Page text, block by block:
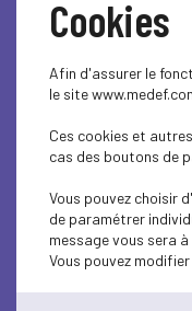
Cookies
Afin d'assurer le
le site
Ces cookies et
cas des boutons de
Vous pouvez choisir
de paramétrer
message vous sera
Vous pouvez